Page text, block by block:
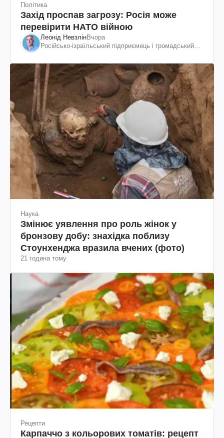
Політика
Захід проспав загрозу: Росія може
перевірити НАТО війною
Леонід НевзлінВчора
Російсько-ізраїльський підприємець і громадський
Наука
Змінює уявлення про роль жінок у
бронзову добу: знахідка поблизу
Стоунхенджа вразила вчених (фото)
21 година тому
Рецепти
Карпаччо з кольорових томатів: рецепт